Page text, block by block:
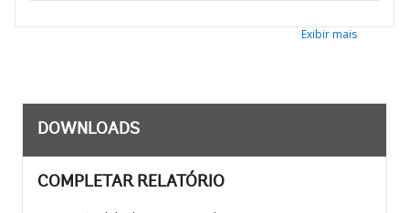
Exibir mais
DOWNLOADS
COMPLETAR RELATÓRIO